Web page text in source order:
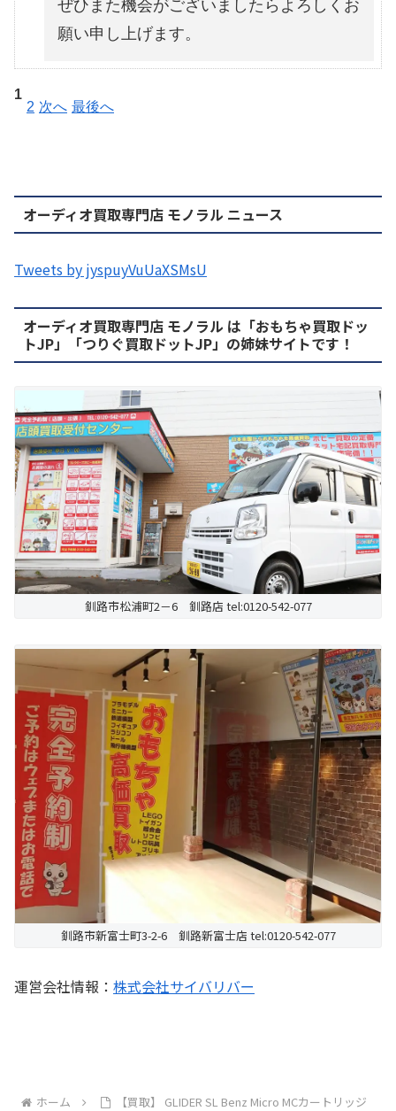
ぜひまた機会がございましたらよろしくお
願い申し上げます。
1
2 次へ 最後へ
オーディオ買取専門店 モノラル ニュース
Tweets by jyspuyVuUaXSMsU
オーディオ買取専門店 モノラル は「おもちゃ買取ドッ
トJP」「つりぐ買取ドットJP」の姉妹サイトです！
釧路市松浦町2－6 釧路店 tel:0120-542-077
釧路市新富士町3-2-6 釧路新富士店 tel:0120-542-077
運営会社情報： 株式会社サイバリバー
ホーム 【買取】 GLIDER SL Benz Micro MCカートリッジ